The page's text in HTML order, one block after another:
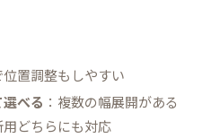
位置調整もしやすい
べる ：複数の幅展開がある
どちらにも対応